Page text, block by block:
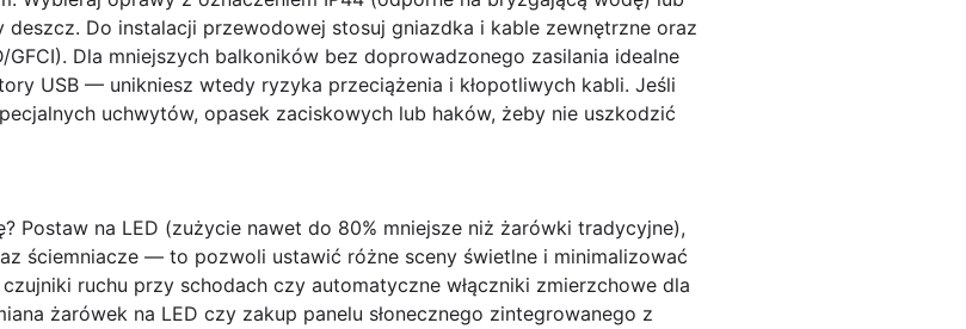
deszcz. Do instalacji przewodowej stosuj gniazdka i kable zewnętrzne oraz
Dla mniejszych balkoników bez doprowadzonego zasilania idealne
USB — unikniesz wtedy ryzyka przeciążenia i kłopotliwych kabli. Jeśli
uchwytów, opasek zaciskowych lub haków, żeby nie uszkodzić
Postaw na LED (zużycie nawet do 80% mniejsze niż żarówki tradycyjne),
ściemniacze — to pozwoli ustawić różne sceny świetlne i minimalizować
ruchu przy schodach czy automatyczne włączniki zmierzchowe dla
żarówek na LED czy zakup panelu słonecznego zintegrowanego z